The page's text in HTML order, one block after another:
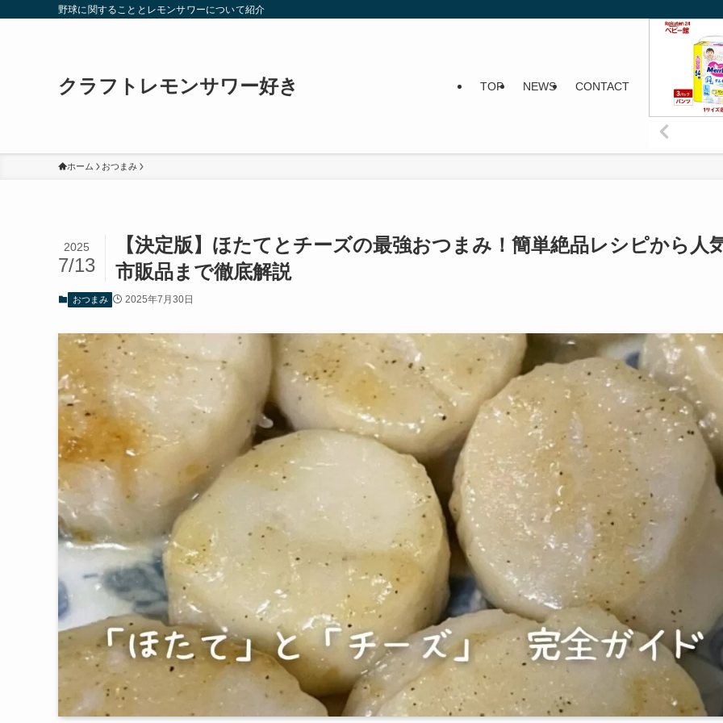
野球に関することとレモンサワーについて紹介
クラフトレモンサワー好き TOP NEWS CONTACT
ホーム おつまみ
【決定版】ほたてとチーズの最強おつまみ！簡単絶品レシピから人
市販品まで徹底解説
2025
7/13
おつまみ 2025年7月30日